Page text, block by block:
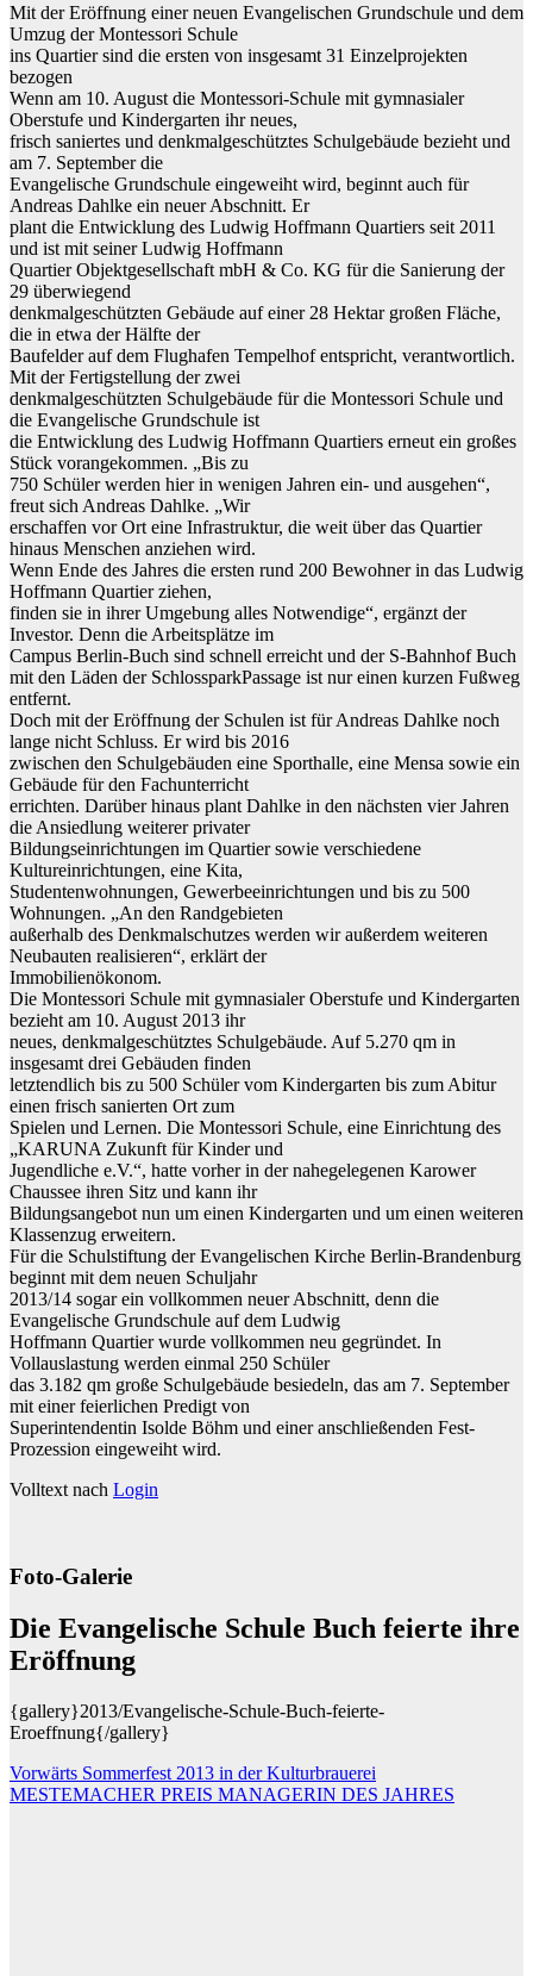
Mit der Eröffnung einer neuen Evangelischen Grundschule und dem
Umzug der Montessori Schule
ins Quartier sind die ersten von insgesamt 31 Einzelprojekten
bezogen
Wenn am 10. August die Montessori-Schule mit gymnasialer
Oberstufe und Kindergarten ihr neues,
frisch saniertes und denkmalgeschütztes Schulgebäude bezieht und
am 7. September die
Evangelische Grundschule eingeweiht wird, beginnt auch für
Andreas Dahlke ein neuer Abschnitt. Er
plant die Entwicklung des Ludwig Hoffmann Quartiers seit 2011
und ist mit seiner Ludwig Hoffmann
Quartier Objektgesellschaft mbH & Co. KG für die Sanierung der
29 überwiegend
denkmalgeschützten Gebäude auf einer 28 Hektar großen Fläche,
die in etwa der Hälfte der
Baufelder auf dem Flughafen Tempelhof entspricht, verantwortlich.
Mit der Fertigstellung der zwei
denkmalgeschützten Schulgebäude für die Montessori Schule und
die Evangelische Grundschule ist
die Entwicklung des Ludwig Hoffmann Quartiers erneut ein großes
Stück vorangekommen. „Bis zu
750 Schüler werden hier in wenigen Jahren ein- und ausgehen“,
freut sich Andreas Dahlke. „Wir
erschaffen vor Ort eine Infrastruktur, die weit über das Quartier
hinaus Menschen anziehen wird.
Wenn Ende des Jahres die ersten rund 200 Bewohner in das Ludwig
Hoffmann Quartier ziehen,
finden sie in ihrer Umgebung alles Notwendige“, ergänzt der
Investor. Denn die Arbeitsplätze im
Campus Berlin-Buch sind schnell erreicht und der S-Bahnhof Buch
mit den Läden der SchlossparkPassage ist nur einen kurzen Fußweg
entfernt.
Doch mit der Eröffnung der Schulen ist für Andreas Dahlke noch
lange nicht Schluss. Er wird bis 2016
zwischen den Schulgebäuden eine Sporthalle, eine Mensa sowie ein
Gebäude für den Fachunterricht
errichten. Darüber hinaus plant Dahlke in den nächsten vier Jahren
die Ansiedlung weiterer privater
Bildungseinrichtungen im Quartier sowie verschiedene
Kultureinrichtungen, eine Kita,
Studentenwohnungen, Gewerbeeinrichtungen und bis zu 500
Wohnungen. „An den Randgebieten
außerhalb des Denkmalschutzes werden wir außerdem weiteren
Neubauten realisieren“, erklärt der
Immobilienökonom.
Die Montessori Schule mit gymnasialer Oberstufe und Kindergarten
bezieht am 10. August 2013 ihr
neues, denkmalgeschütztes Schulgebäude. Auf 5.270 qm in
insgesamt drei Gebäuden finden
letztendlich bis zu 500 Schüler vom Kindergarten bis zum Abitur
einen frisch sanierten Ort zum
Spielen und Lernen. Die Montessori Schule, eine Einrichtung des
„KARUNA Zukunft für Kinder und
Jugendliche e.V.“, hatte vorher in der nahegelegenen Karower
Chaussee ihren Sitz und kann ihr
Bildungsangebot nun um einen Kindergarten und um einen weiteren
Klassenzug erweitern.
Für die Schulstiftung der Evangelischen Kirche Berlin-Brandenburg
beginnt mit dem neuen Schuljahr
2013/14 sogar ein vollkommen neuer Abschnitt, denn die
Evangelische Grundschule auf dem Ludwig
Hoffmann Quartier wurde vollkommen neu gegründet. In
Vollauslastung werden einmal 250 Schüler
das 3.182 qm große Schulgebäude besiedeln, das am 7. September
mit einer feierlichen Predigt von
Superintendentin Isolde Böhm und einer anschließenden Fest-
Prozession eingeweiht wird.
Volltext nach Login
Foto-Galerie
Die Evangelische Schule Buch feierte ihre
Eröffnung
{gallery}2013/Evangelische-Schule-Buch-feierte-
Eroeffnung{/gallery}
Beitragsnavigation
Vorwärts Sommerfest 2013 in der Kulturbrauerei
MESTEMACHER PREIS MANAGERIN DES JAHRES